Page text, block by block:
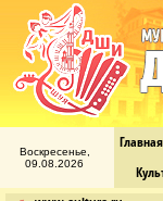
Воскресенье,
09.08.2026
Главная